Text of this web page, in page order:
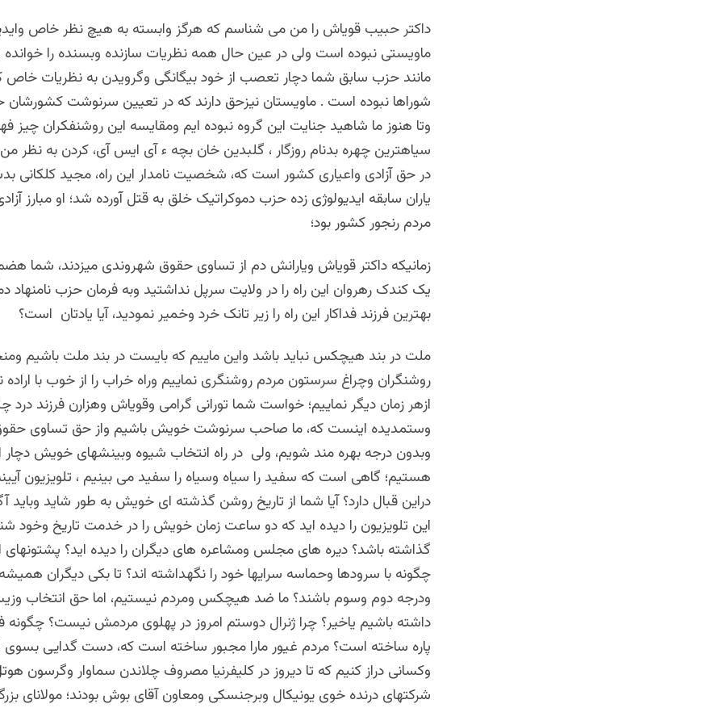
داکتر حبیب قویاش را من می شناسم که هرگز وابسته به هیچ نظر خاص
ماویستی نبوده است ولی در عین حال همه نظریات سازنده وبسنده را خوانده
مانند حزب سابق شما دچار تعصب از خود بیگانگی وگرویدن به نظریات
شوراها نبوده است . ماویستان نیزحق دارند که در تعیین سرنوشت کشورشان
وتا هنوز ما شاهید جنایت این گروه نبوده ایم ومقایسه این روشنفکران چیز
سیاهترین چهره بدنام روزگار ، گلبدین خان بچه ء آی ایس آی، کردن به نظر
در حق آزادی واعیاری کشور است که، شخصیت نامدار این راه، مجید کلکانی
یاران سابقه ایدیولوژی زده حزب دموکراتیک خلق به قتل آورده شد؛ او مبارز
مردم رنجور کشور بود؛
زمانیکه داکتر قویاش ویارانش دم از تساوی حقوق شهروندی میزدند، شما
یک کندک رهروان این راه را در ولایت سرپل نداشتید وبه فرمان حزب نامنهاد
بهترین فرزند فداکار این راه را زیر تانک خرد وخمیر نمودید، آیا یادتان است؟
ملت در بند هیچکس نباید باشد واین ماییم که بایست در بند ملت باشیم
روشنگران وچراغ سرستون مردم روشنگری نماییم وراه خراب را از خوب با
ازهر زمان دیگر نماییم؛ خواست شما تورانی گرامی وقویاش وهزارن فرزند درد
وستمدیده اینست که، ما صاحب سرنوشت خویش باشیم واز حق تساوی
وبدون درجه بهره مند شویم، ولی در راه انتخاب شیوه وبینشهای خویش دچار
هستیم؛ گاهی است که سفید را سیاه وسیاه را سفید می بینیم ، تلویزیون
دراین قبال دارد؟ آیا شما از تاریخ روشن گذشته ای خویش به طور شاید وباید
این تلویزیون را دیده اید که دو ساعت زمان خویش را در خدمت تاریخ وخود
گذاشته باشد؟ دیره های مجلس ومشاعره های دیگران را دیده اید؟
چگونه با سرودها وحماسه سرایها خود را نگهداشته اند؟ تا بکی دیگران همیشه
ودرجه دوم وسوم باشند؟ ما ضد هیچکس ومردم نیستیم، اما حق انتخاب
داشته باشیم یاخیر؟ چرا ژنرال دوستم امروز در پهلوی مردمش نیست؟ چگونه
پاره ساخته است؟ مردم غیور مارا مجبور ساخته است که، دست گدایی بسوی
وکسانی دراز کنیم که تا دیروز در کلیفرنیا مصروف چلاندن سماوار وگرسون
شرکتهای درنده خوی یونیکال وبرجنسکی ومعاون آقای بوش بودند؛ مولانای